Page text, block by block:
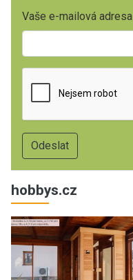
Vaše e-mailová adresa
hobbys.cz